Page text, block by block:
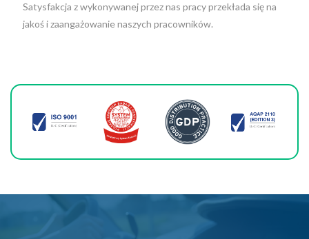
Satysfakcja z wykonywanej przez nas pracy przekłada się na
jakoś i zaangażowanie naszych pracowników.